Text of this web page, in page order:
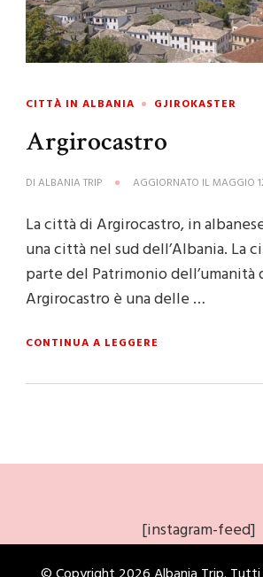
CITTÀ IN ALBANIA GJIROKASTER
Argirocastro
DI ALBANIA TRIP AGGIORNATO ILMAGGIO
La città di Argirocastro, in
una città nel sud dell’Albania. La
parte del Patrimonio dell’umanità
Argirocastro è una delle …
CONTINUA A LEGGERE
[instagram-feed]